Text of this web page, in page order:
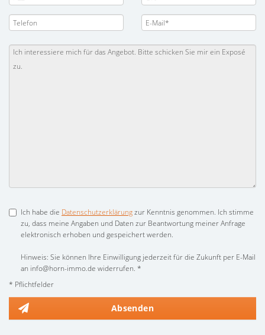
Ich habe die Datenschutzerklärungzur Kenntnis genommen. Ich stimme
zu, dass meine Angaben und Daten zur Beantwortung meiner Anfrage
elektronisch erhoben und gespeichert werden.
Hinweis: Sie können Ihre Einwilligung jederzeit für die Zukunft per E-Mail
an info@horn-immo.de widerrufen. *
* Pflichtfelder
Absenden